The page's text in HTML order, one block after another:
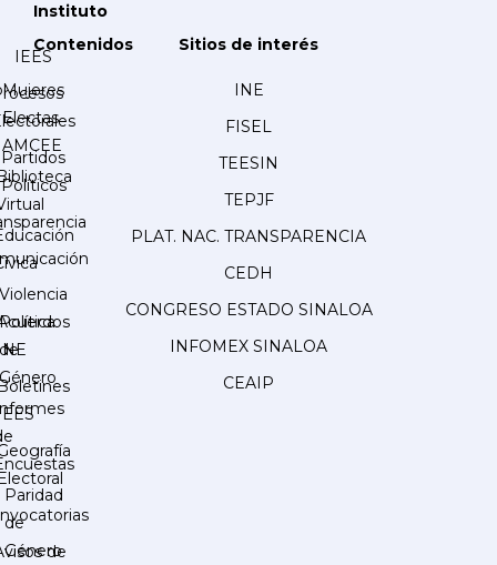
Instituto
IEES
Partidos
Políticos
de
Contenidos
Mujeres
Electas
AMCEE
Violencia
Política
de
Género
Paridad
de
Género
Sitios de interés
INE
FISEL
TEESIN
TEPJF
PLAT. NAC. TRANSPARENCIA
CEDH
CONGRESO ESTADO SINALOA
INFOMEX SINALOA
CEAIP